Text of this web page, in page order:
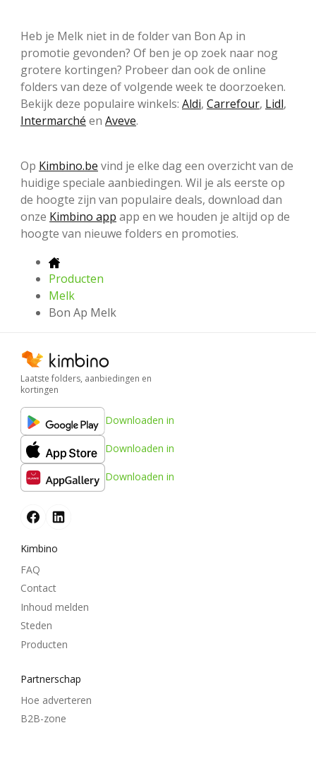
Heb je Melk niet in de folder van Bon Ap in
promotie gevonden? Of ben je op zoek naar nog
grotere kortingen? Probeer dan ook de online
folders van deze of volgende week te doorzoeken.
Bekijk deze populaire winkels: Aldi, Carrefour, Lidl,
Intermarché en Aveve.
Op Kimbino.be vind je elke dag een overzicht van de
huidige speciale aanbiedingen. Wil je als eerste op
de hoogte zijn van populaire deals, download dan
onze Kimbino app app en we houden je altijd op de
hoogte van nieuwe folders en promoties.
Producten
Melk
Bon Ap Melk
Laatste folders, aanbiedingen en
kortingen
Downloaden in
Downloaden in
Downloaden in
Kimbino
FAQ
Contact
Inhoud melden
Steden
Producten
Partnerschap
Hoe adverteren
B2B-zone